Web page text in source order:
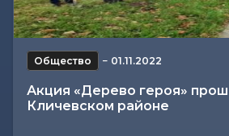
Общество − 01.11.2022
Акция «Дерево героя»
Кличевском районе